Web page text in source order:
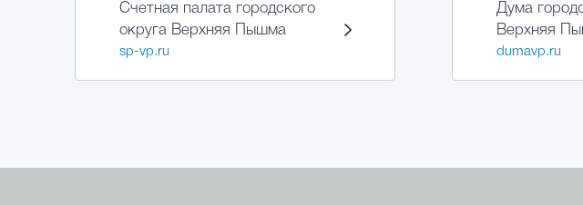
Счетная палата городского
округа Верхняя Пышма
sp-vp.ru
Дума
Верхняя
dumavp.ru